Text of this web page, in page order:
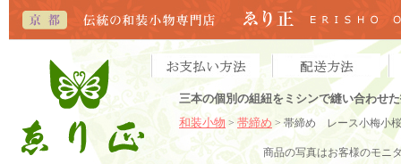
三本の個別の組紐をミシンで縫い合わせ
和装小物 > 帯締め > 帯締め レース小梅小
商品の写真はお客様のモニ